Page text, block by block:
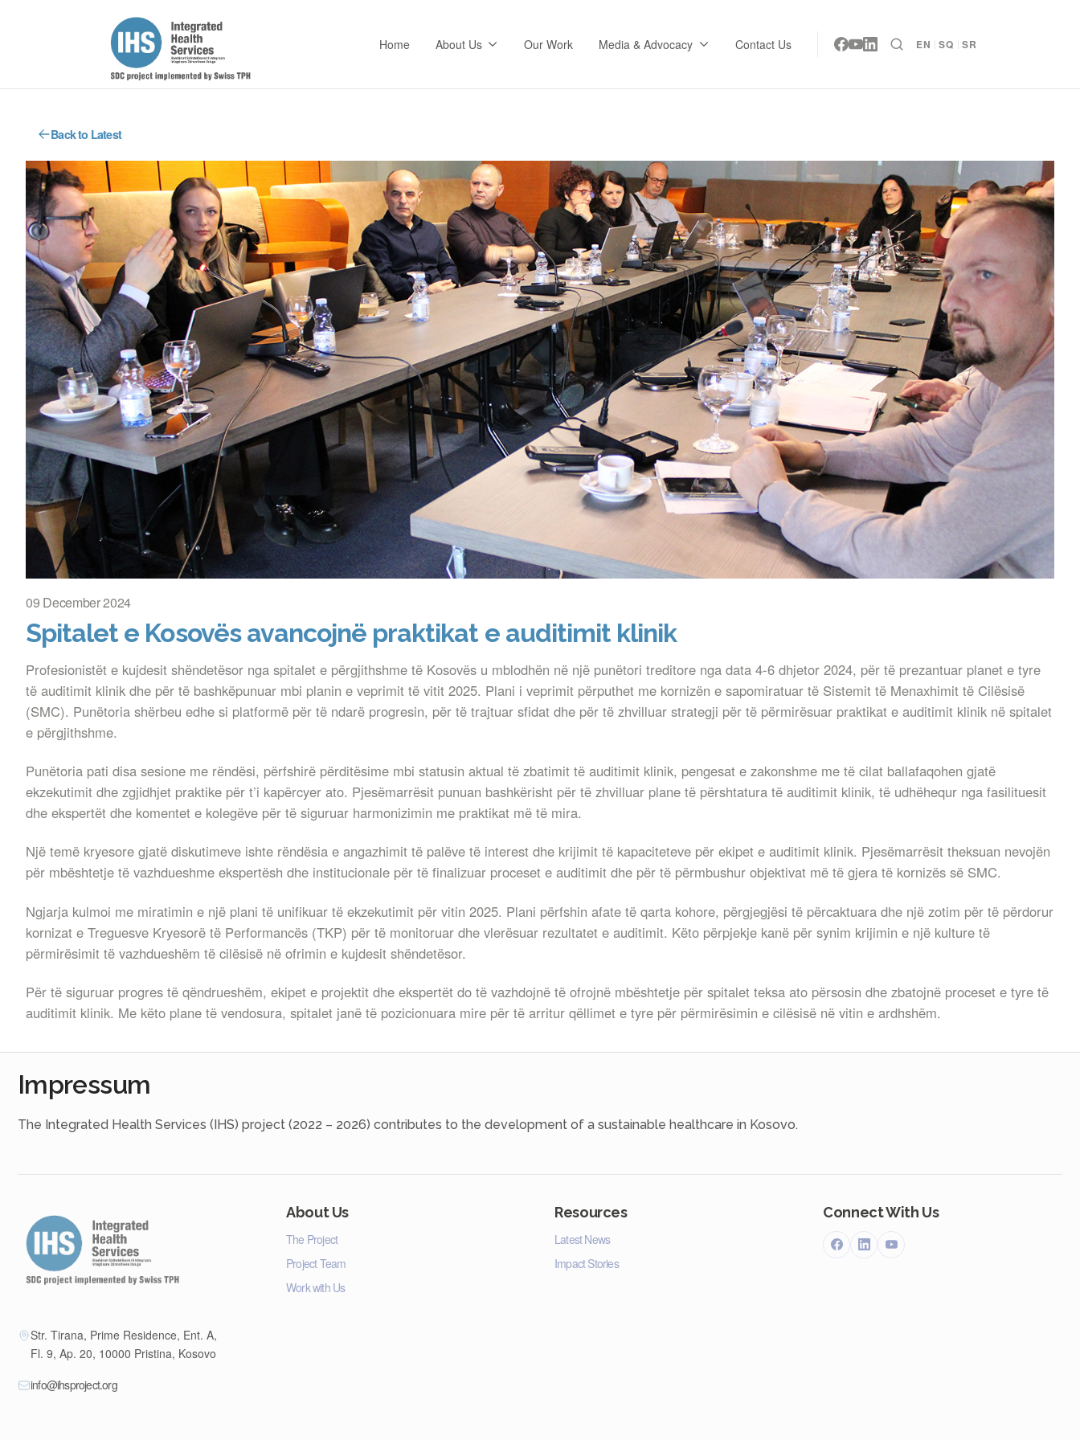
Home About Us Our Work Media & Advocacy Contact Us EN SQ SR
Back to Latest
09 December 2024
Spitalet e Kosovës avancojnë praktikat e auditimit klinik
Profesionistët e kujdesit shëndetësor nga spitalet e përgjithshme të Kosovës u mblodhën në një punëtori treditore nga data 4-6 dhjetor 2024, për të prezantuar planet e tyre
të auditimit klinik dhe për të bashkëpunuar mbi planin e veprimit të vitit 2025. Plani i veprimit përputhet me kornizën e sapomiratuar të Sistemit të Menaxhimit të Cilësisë
(SMC). Punëtoria shërbeu edhe si platformë për të ndarë progresin, për të trajtuar sfidat dhe për të zhvilluar strategji për të përmirësuar praktikat e auditimit klinik në spitalet
e përgjithshme.
Punëtoria pati disa sesione me rëndësi, përfshirë përditësime mbi statusin aktual të zbatimit të auditimit klinik, pengesat e zakonshme me të cilat ballafaqohen gjatë
ekzekutimit dhe zgjidhjet praktike për t’i kapërcyer ato. Pjesëmarrësit punuan bashkërisht për të zhvilluar plane të përshtatura të auditimit klinik, të udhëhequr nga fasilituesit
dhe ekspertët dhe komentet e kolegëve për të siguruar harmonizimin me praktikat më të mira.
Një temë kryesore gjatë diskutimeve ishte rëndësia e angazhimit të palëve të interest dhe krijimit të kapaciteteve për ekipet e auditimit klinik. Pjesëmarrësit theksuan nevojën
për mbështetje të vazhdueshme ekspertësh dhe institucionale për të finalizuar proceset e auditimit dhe për të përmbushur objektivat më të gjera të kornizës së SMC.
Ngjarja kulmoi me miratimin e një plani të unifikuar të ekzekutimit për vitin 2025. Plani përfshin afate të qarta kohore, përgjegjësi të përcaktuara dhe një zotim për të përdorur
kornizat e Treguesve Kryesorë të Performancës (TKP) për të monitoruar dhe vlerësuar rezultatet e auditimit. Këto përpjekje kanë për synim krijimin e një kulture të
përmirësimit të vazhdueshëm të cilësisë në ofrimin e kujdesit shëndetësor.
Për të siguruar progres të qëndrueshëm, ekipet e projektit dhe ekspertët do të vazhdojnë të ofrojnë mbështetje për spitalet teksa ato përsosin dhe zbatojnë proceset e tyre të
auditimit klinik. Me këto plane të vendosura, spitalet janë të pozicionuara mire për të arritur qëllimet e tyre për përmirësimin e cilësisë në vitin e ardhshëm.
Impressum
The Integrated Health Services (IHS) project (2022 – 2026) contributes to the development of a sustainable healthcare in Kosovo.
Str. Tirana, Prime Residence, Ent. A,
Fl. 9, Ap. 20, 10000 Pristina, Kosovo
info@ihsproject.org
About Us
The Project
Project Team
Work with Us
Resources
Latest News
Impact Stories
Connect With Us